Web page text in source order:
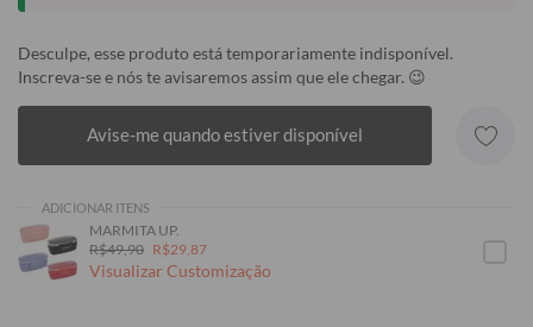
Desculpe, esse produto está temporariamente indisponível.
Inscreva-se e nós te avisaremos assim que ele chegar. 😉
Avise-me quando estiver disponível
ADICIONAR ITENS
MARMITA UP.
R$49,90 R$29,87
Visualizar Customização